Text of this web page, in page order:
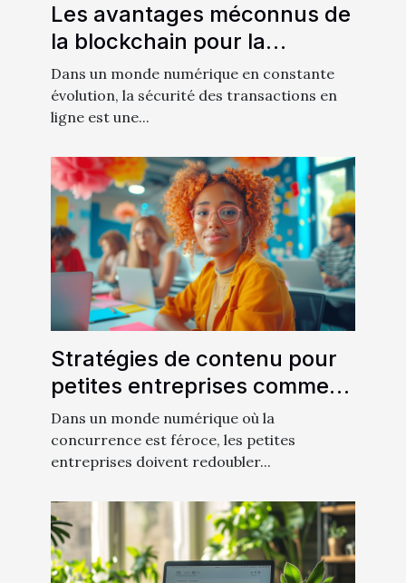
Les avantages méconnus de
la blockchain pour la
sécurité des transactions en
ligne
Dans un monde numérique en constante
évolution, la sécurité des transactions en
ligne est une...
Stratégies de contenu pour
petites entreprises comment
créer un impact avec un
budget limité
Dans un monde numérique où la
concurrence est féroce, les petites
entreprises doivent redoubler...